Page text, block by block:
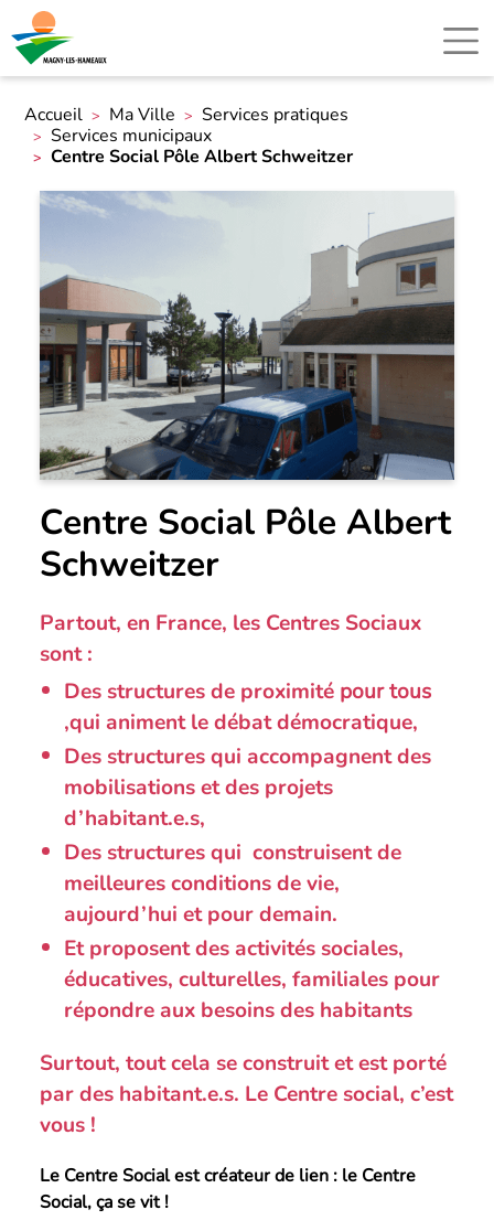
Accueil Ma Ville
Services pratiques
Services municipaux
Centre Social Pôle Albert Schweitzer
Centre Social Pôle Albert
Schweitzer
Partout, en France, les Centres Sociaux
sont :
Des structures de proximité pour tous
,qui animent le débat démocratique,
Des structures qui accompagnent des
mobilisations et des projets
d’habitant.e.s,
Des structures qui construisent de
meilleures conditions de vie,
aujourd’hui et pour demain.
Et proposent des activités sociales,
éducatives, culturelles, familiales pour
répondre aux besoins des habitants
Surtout, tout cela se construit et est porté
par des habitant.e.s. Le Centre social, c’est
vous !
Le Centre Social est créateur de lien : le Centre
Social, ça se vit !